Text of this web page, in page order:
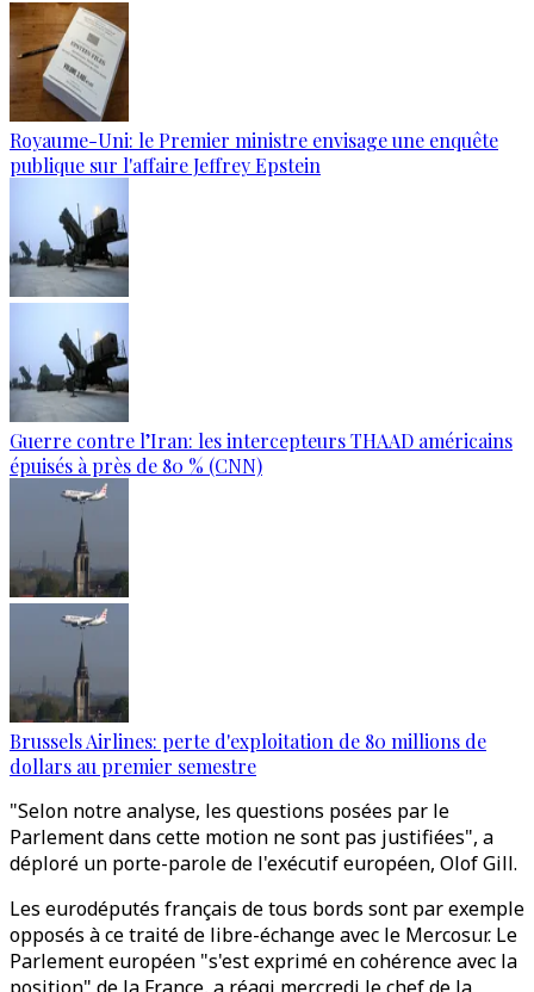
Royaume-Uni: le Premier ministre envisage une enquête
publique sur l'affaire Jeffrey Epstein
Guerre contre l’Iran: les intercepteurs THAAD américains
épuisés à près de 80 % (CNN)
Brussels Airlines: perte d'exploitation de 80 millions de
dollars au premier semestre
"Selon notre analyse, les questions posées par le
Parlement dans cette motion ne sont pas justifiées", a
déploré un porte-parole de l'exécutif européen, Olof Gill.
Les eurodéputés français de tous bords sont par exemple
opposés à ce traité de libre-échange avec le Mercosur. Le
Parlement européen "s'est exprimé en cohérence avec la